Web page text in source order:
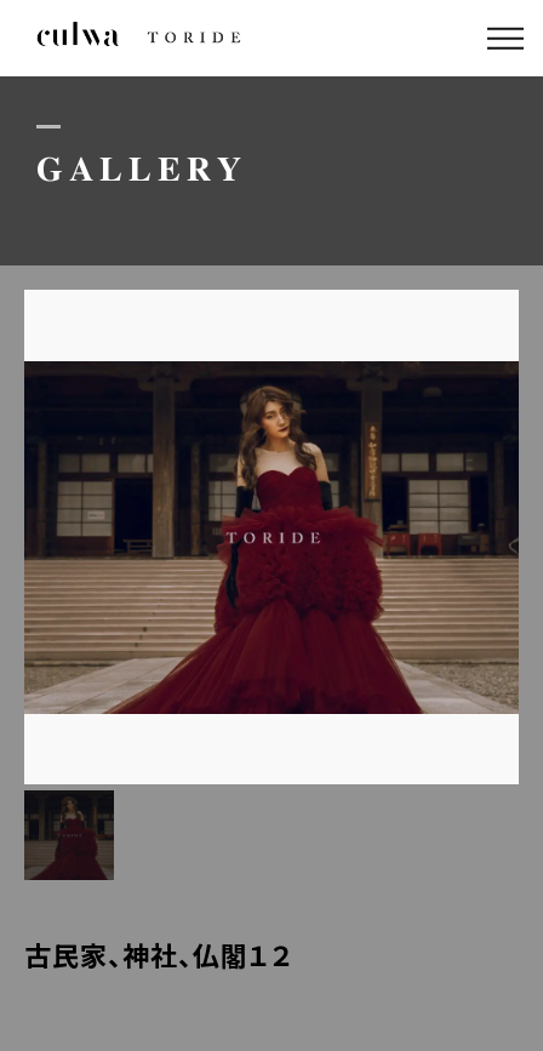
GALLERY
古民家、神社、仏閣１２
ABOUT US
PACKAGE
STAFF
GALLERY
BLOG
LINEでのお問い合わせはこちら